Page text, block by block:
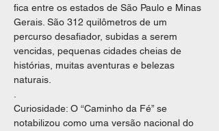
fica entre os estados de São Paulo e Minas
Gerais. São 312 quilômetros de um
percurso desafiador, subidas a serem
vencidas, pequenas cidades cheias de
histórias, muitas aventuras e belezas
naturais.
Curiosidade: O “Caminho da Fé” se
notabilizou como uma versão nacional do